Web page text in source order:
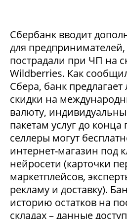
Сбербанк вводит
для
пострадали при ЧП на
Wildberries. Как
Сбера, банк
скидки на
валюту,
пакетам услуг до конца
селлеры могут
интернет-магазин
нейросети (карточки
маркетплейсов,
рекламу и доставку).
историю остатков на
складах – данные